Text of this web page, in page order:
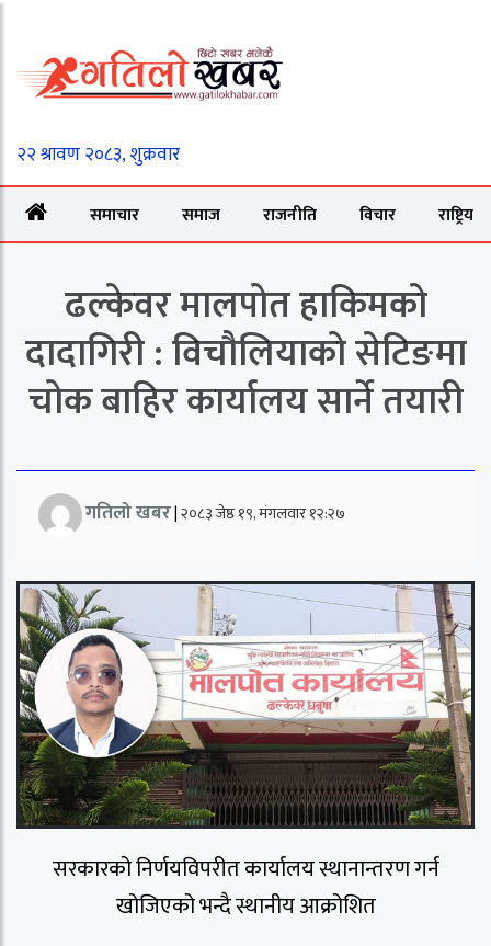
समाचार समाज राजनीति विचार राष्ट्रिय
ढल्केवर मालपोत हाकिमको
दादागिरी : विचौलियाको सेटिङमा
चोक बाहिर कार्यालय सार्ने तयारी
गतिलो खबर|२०८३ जेष्ठ १९, मंगलवार १२:२७
सरकारको निर्णयविपरीत कार्यालय स्थानान्तरण गर्न
खोजिएको भन्दै स्थानीय आक्रोशित